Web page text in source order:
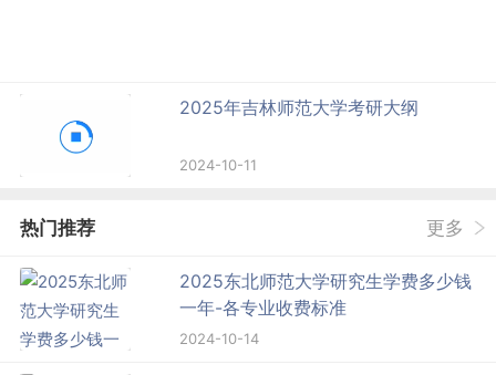
2025年吉林师范大学考研大纲
2024-10-11
热门推荐 更多
2025东北师范大学研究生学费多少钱
一年-各专业收费标准
2024-10-14